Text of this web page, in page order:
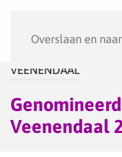
Overslaan en
VEENENDAAL
Veenendaal